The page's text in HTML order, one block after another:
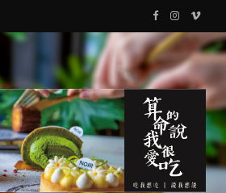
F
a
c
e
b
I
s
g
V
i